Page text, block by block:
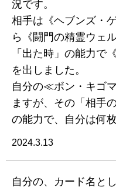
況です。
相手は《ヘブンズ・
ら《闘門の精霊ウェ
「出た時」の能力で
を出しました。
自分の≪ボン・キゴ
ますが、その「相手
の能力で、自分は何
2024.3.13
自分の、カード名と